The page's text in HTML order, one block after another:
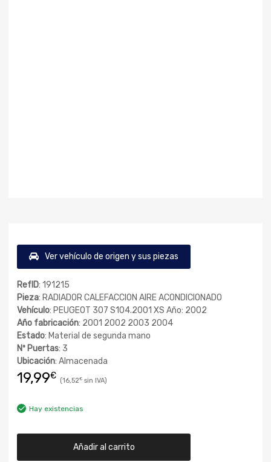
Ver vehículo de origen y sus piezas
RefID: 191215
Pieza: RADIADOR CALEFACCION AIRE ACONDICIONADO
Vehículo: PEUGEOT 307 S104.2001 XS Año: 2002
Año fabricación: 2001 2002 2003 2004
Estado: Material de segunda mano
Nº Puertas: 3
Ubicación: Almacenada
19,99€ 16,52€
Hay existencias
Añadir al carrito